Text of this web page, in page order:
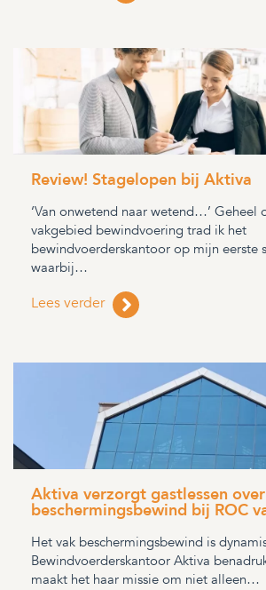
Review! Stagelopen bij Aktiva
‘Van onwetend naar wetend…’ Geheel
vakgebied bewindvoering trad ik het
bewindvoerderskantoor op mijn eerste
waarbij…
Lees verder
Aktiva verzorgt gastlessen over
beschermingsbewind bij ROC
Het vak beschermingsbewind is
Bewindvoerderskantoor Aktiva
maakt het haar missie om niet alleen…